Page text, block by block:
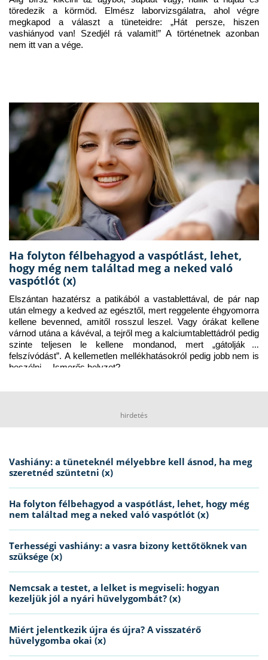
töredezik a körmöd. Elmész laborvizsgálatra, ahol végre
megkapod a választ a tüneteidre: „Hát persze, hiszen
vashiányod van! Szedjél rá valamit!” A történetnek azonban
nem itt van a vége.
Ha folyton félbehagyod a vaspótlást, lehet,
hogy még nem találtad meg a neked való
vaspótlót (x)
Elszántan hazatérsz a patikából a vastablettával, de pár nap
után elmegy a kedved az egésztől, mert reggelente éhgyomorra
kellene bevenned, amitől rosszul leszel. Vagy órákat kellene
várnod utána a kávéval, a tejről meg a kalciumtablettádról pedig
szinte teljesen le kellene mondanod, mert „gátolják a
felszívódást”. A kellemetlen mellékhatásokról pedig jobb nem is
beszélni… Ismerős helyzet?
hirdetés
Vashiány: a tüneteknél mélyebbre kell ásnod, ha meg
szeretnéd szüntetni (x)
Ha folyton félbehagyod a vaspótlást, lehet, hogy még
nem találtad meg a neked való vaspótlót (x)
Terhességi vashiány: a vasra bizony kettőtöknek van
szüksége (x)
Nemcsak a testet, a lelket is megviseli: hogyan
kezeljük jól a nyári hüvelygombát? (x)
Miért jelentkezik újra és újra? A visszatérő
hüvelygomba okai (x)